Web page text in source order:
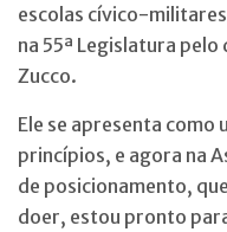
escolas cívico-militares
na 55ª Legislatura
Zucco.
Ele se apresenta como
princípios, e agora na
de posicionamento,
doer, estou pronto